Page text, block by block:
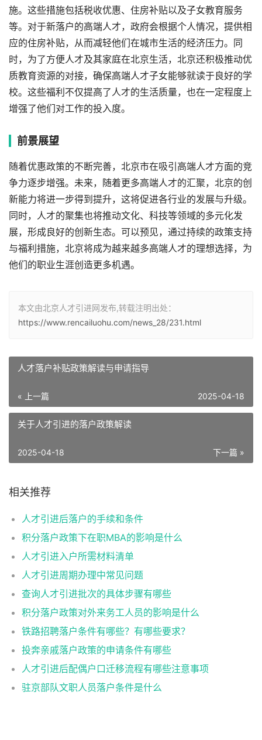
施。这些措施包括税收优惠、住房补贴以及子女教育服务
等。对于新落户的高端人才，政府会根据个人情况，提供相
应的住房补贴，从而减轻他们在城市生活的经济压力。同
时，为了方便人才及其家庭在北京生活，北京还积极推动优
质教育资源的对接，确保高端人才子女能够就读于良好的学
校。这些福利不仅提高了人才的生活质量，也在一定程度上
增强了他们对工作的投入度。
前景展望
随着优惠政策的不断完善，北京市在吸引高端人才方面的竞
争力逐步增强。未来，随着更多高端人才的汇聚，北京的创
新能力将进一步得到提升，这将促进各行业的发展与升级。
同时，人才的聚集也将推动文化、科技等领域的多元化发
展，形成良好的创新生态。可以预见，通过持续的政策支持
与福利措施，北京将成为越来越多高端人才的理想选择，为
他们的职业生涯创造更多机遇。
本文由北京人才引进网发布,转载注明出处：
https://www.rencailuohu.com/news_28/231.html
人才落户补贴政策解读与申请指导
« 上一篇 2025-04-18
关于人才引进的落户政策解读
下一篇 »
2025-04-18
相关推荐
人才引进后落户的手续和条件
积分落户政策下在职MBA的影响是什么
人才引进入户所需材料清单
人才引进周期办理中常见问题
查询人才引进批次的具体步骤有哪些
积分落户政策对外来务工人员的影响是什么
铁路招聘落户条件有哪些？有哪些要求？
投奔亲戚落户政策的申请条件有哪些
人才引进后配偶户口迁移流程有哪些注意事项
驻京部队文职人员落户条件是什么